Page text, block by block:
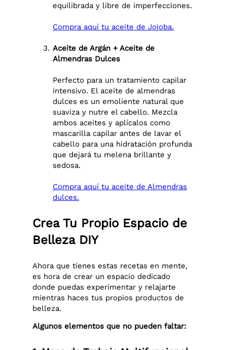
equilibrada y libre de imperfecciones.
Compra aquí tu aceite de Jojoba.
Aceite de Argán + Aceite de
Almendras Dulces
Perfecto para un tratamiento capilar
intensivo. El aceite de almendras
dulces es un emoliente natural que
suaviza y nutre el cabello. Mezcla
ambos aceites y aplícalos como
mascarilla capilar antes de lavar el
cabello para una hidratación profunda
que dejará tu melena brillante y
sedosa.
Compra aquí tu aceite de Almendras
dulces.
Crea Tu Propio Espacio de
Belleza DIY
Ahora que tienes estas recetas en mente,
es hora de crear un espacio dedicado
donde puedas experimentar y relajarte
mientras haces tus propios productos de
belleza.
Algunos elementos que no pueden faltar: